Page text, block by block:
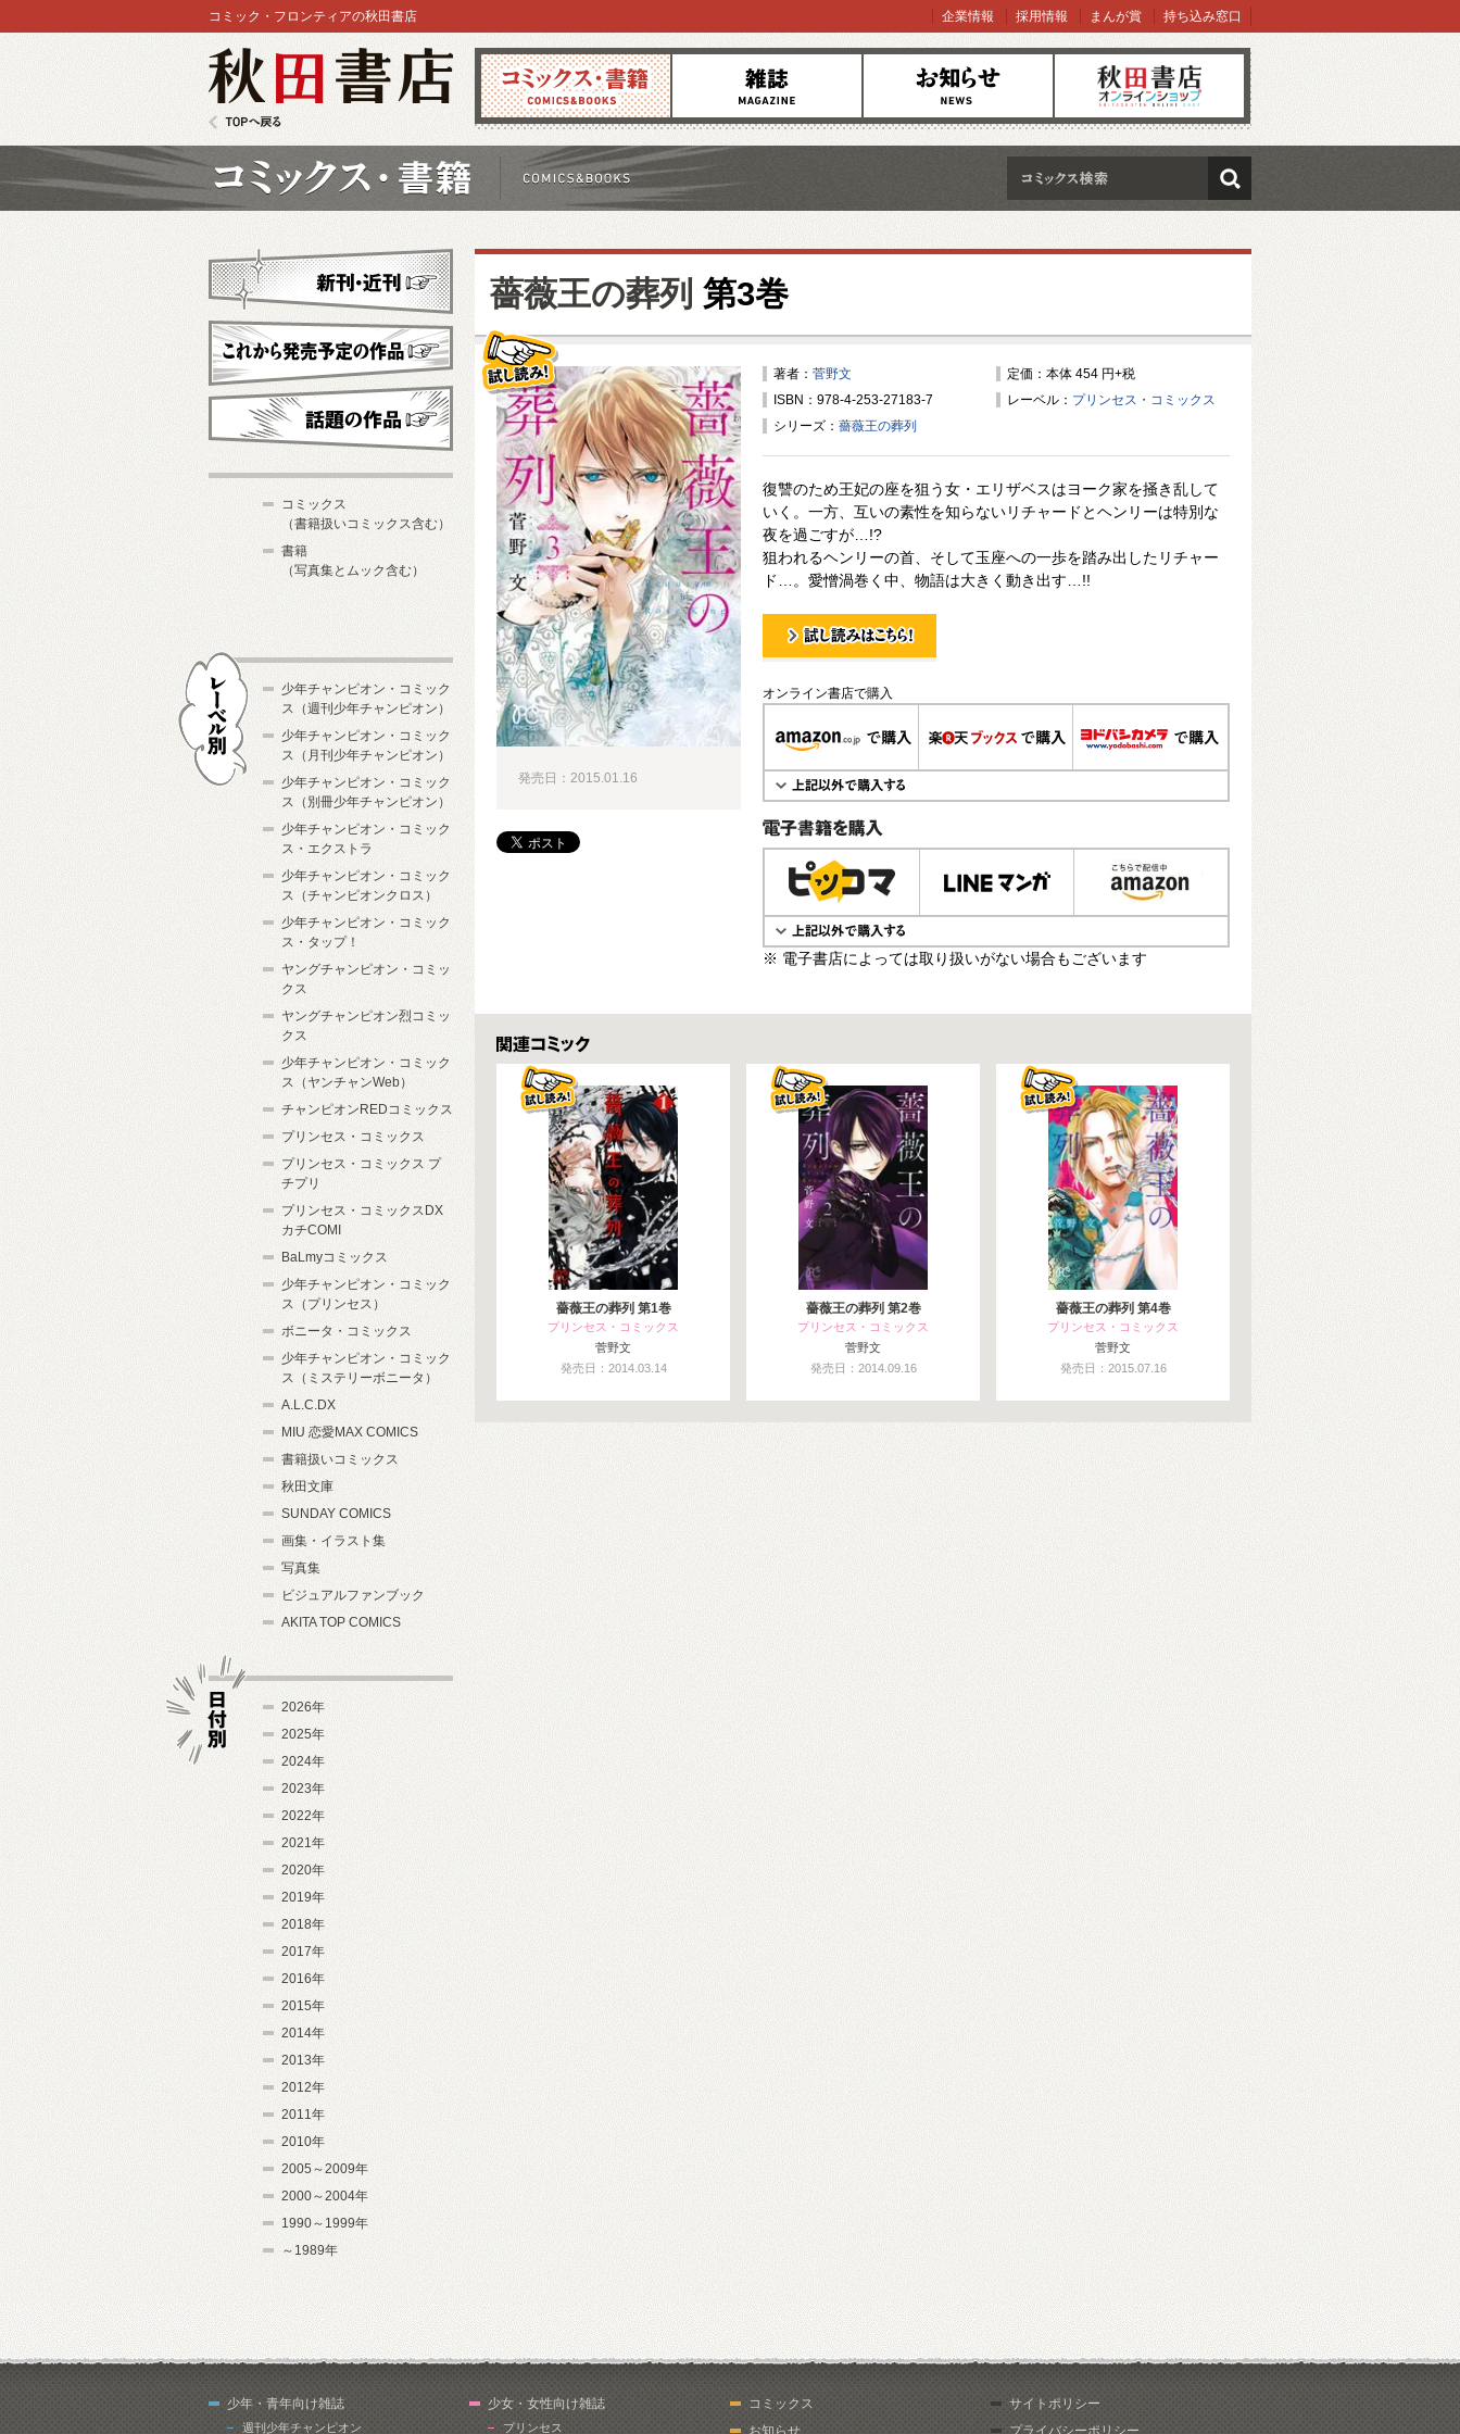
コミックス 雑誌 お知らせ オンラインショップ
コミック・フロンティアの秋田書店 企業情報 採用情報 まんが賞 持ち込み窓口
検索
薔薇王の葬列 第3巻
著者： 菅野文
定価：本体 454 円+税
ISBN：978-4-253-27183-7
レーベル： プリンセス・コミックス
シリーズ： 薔薇王の葬列
復讐のため王妃の座を狙う女・エリザベスはヨーク家を掻き乱して
いく。一方、互いの素性を知らないリチャードとヘンリーは特別な
夜を過ごすが…!?
狙われるヘンリーの首、そして玉座への一歩を踏み出したリチャー
ド…。愛憎渦巻く中、物語は大きく動き出す…!!
試し読み！
オンライン書店で購入
電子書籍で購入
※ 電子書店によっては取り扱いがない場合もございます
発売日：2015.01.16
関連コミックス
薔薇王の葬列 第1巻
プリンセス・コミックス
菅野文
発売日：2014.03.14
薔薇王の葬列 第2巻
プリンセス・コミックス
菅野文
発売日：2014.09.16
薔薇王の葬列 第4巻
プリンセス・コミックス
菅野文
発売日：2015.07.16
新刊・近刊
これから発売予定
コミックス
（書籍扱いコミックス含む）
書籍
（写真集とムック含む）
少年チャンピオン・コミック
ス（週刊少年チャンピオン）
少年チャンピオン・コミック
ス（月刊少年チャンピオン）
少年チャンピオン・コミック
ス（別冊少年チャンピオン）
少年チャンピオン・コミック
ス・エクストラ
少年チャンピオン・コミック
ス（チャンピオンクロス）
少年チャンピオン・コミック
ス・タップ！
ヤングチャンピオン・コミッ
クス
ヤングチャンピオン烈コミッ
クス
少年チャンピオン・コミック
ス（ヤンチャンWeb）
チャンピオンREDコミックス
プリンセス・コミックス
プリンセス・コミックス プ
チプリ
プリンセス・コミックスDX
カチCOMI
BaLmyコミックス
少年チャンピオン・コミック
ス（プリンセス）
ボニータ・コミックス
少年チャンピオン・コミック
ス（ミステリーボニータ）
A.L.C.DX
MIU 恋愛MAX COMICS
書籍扱いコミックス
秋田文庫
SUNDAY COMICS
画集・イラスト集
写真集
ビジュアルファンブック
AKITA TOP COMICS
2026年
2025年
2024年
2023年
2022年
2021年
2020年
2019年
2018年
2017年
2016年
2015年
2014年
2013年
2012年
2011年
2010年
2005～2009年
2000～2004年
1990～1999年
～1989年
少年・青年向け雑誌
週刊少年チャンピオン
少女・女性向け雑誌
プリンセス
コミックス
お知らせ
サイトポリシー
プライバシーポリシー